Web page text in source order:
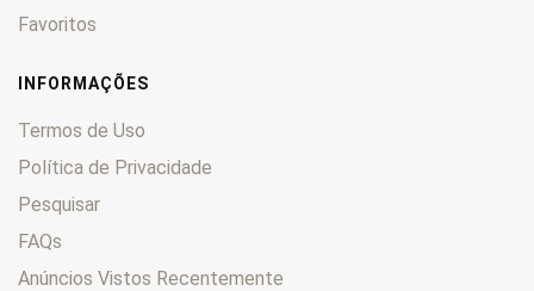
DAX
Derapage
Dominator
Dylan 0
Enduro
F6C 0
Favoritos
INFORMAÇÕES
Termos de Uso
Política de Privacidade
Pesquisar
FAQs
Anúncios Vistos Recentemente